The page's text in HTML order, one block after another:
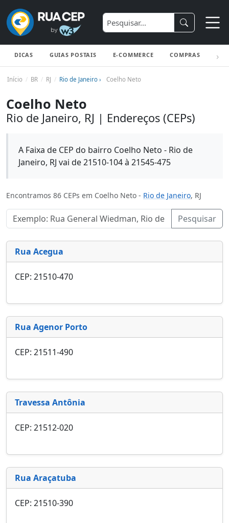
DICAS GUIAS POSTAIS E-COMMERCE COMPRAS
Início BR RJ Rio de Janeiro › Coelho Neto
Coelho Neto
Rio de Janeiro, RJ | Endereços (CEPs)
A Faixa de CEP do bairro Coelho Neto - Rio de
Janeiro, RJ vai de 21510-104 à 21545-475
Encontramos 86 CEPs em Coelho Neto - Rio de Janeiro, RJ
Pesquisar
Rua Acegua
CEP: 21510-470
Rua Agenor Porto
CEP: 21511-490
Travessa Antônia
CEP: 21512-020
Rua Araçatuba
CEP: 21510-390